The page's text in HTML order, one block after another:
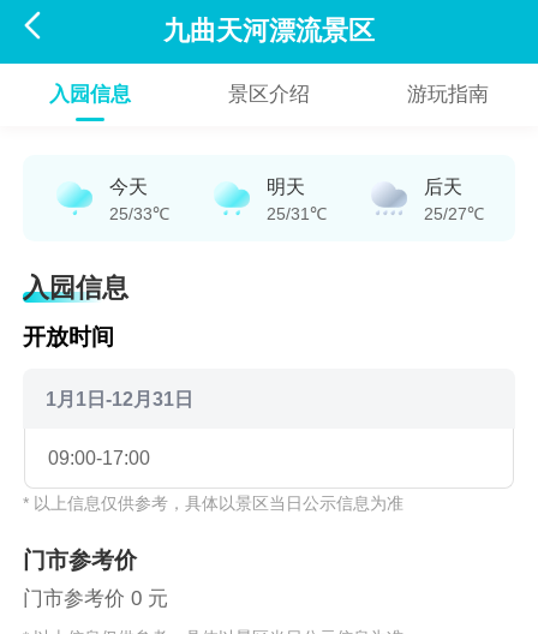
 九曲天河漂流景区
入园信息 景区介绍 游玩指南
今天
25/33℃
明天
25/31℃
后天
25/27℃
入园信息
开放时间
1月1日-12月31日
09:00-17:00
* 以上信息仅供参考，具体以景区当日公示信息为准
门市参考价
门市参考价 0 元